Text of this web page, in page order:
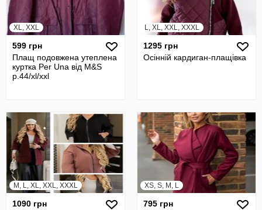
XL, XXL
599 грн
Плащ подовжена утеплена
куртка Per Una від M&S
р.44/xl/xxl
L, XL, XXL, XXXL
1295 грн
Осінній кардиган-плащівка
M, L, XL, XXL, XXXL
1090 грн
XS, S, M, L
795 грн